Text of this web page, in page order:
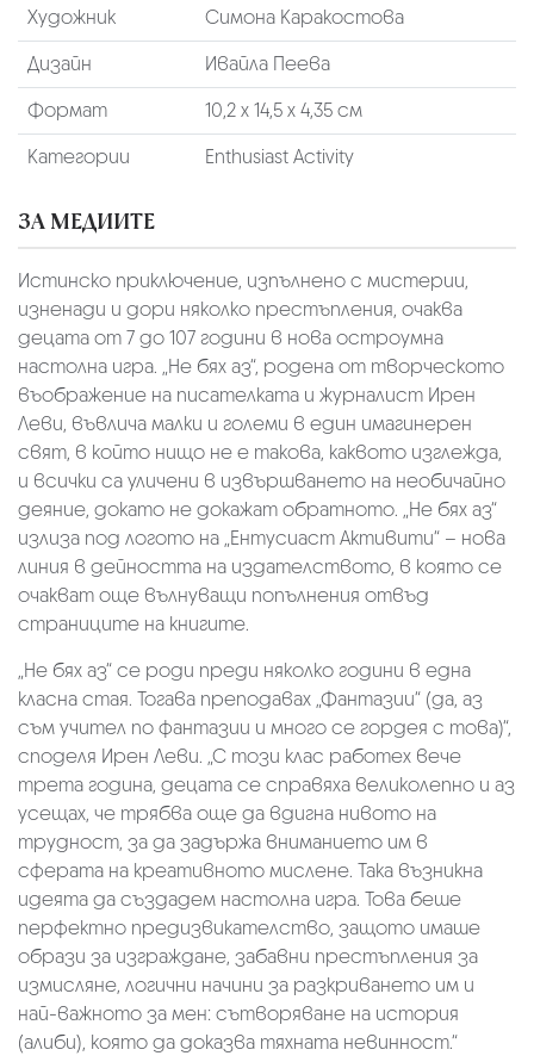
Художник
Симона Каракостова
Дизайн
Ивайла Пеева
Формат
10,2 х 14,5 х 4,35 см
Категории
Enthusiast Activity
ЗА МЕДИИТЕ
Истинско приключение, изпълнено с мистерии,
изненади и дори няколко престъпления, очаква
децата от 7 до 107 години в нова остроумна
настолна игра. „Не бях аз“, родена от творческото
въображение на писателката и журналист Ирен
Леви, въвлича малки и големи в един имагинерен
свят, в който нищо не е такова, каквото изглежда,
и всички са уличени в извършването на необичайно
деяние, докато не докажат обратното. „Не бях аз“
излиза под логото на „Ентусиаст Активити“ – нова
линия в дейността на издателството, в която се
очакват още вълнуващи попълнения отвъд
страниците на книгите.
„Не бях аз“ се роди преди няколко години в една
класна стая. Тогава преподавах „Фантазии“ (да, аз
съм учител по фантазии и много се гордея с това)“,
споделя Ирен Леви. „С този клас работех вече
трета година, децата се справяха великолепно и аз
усещах, че трябва още да вдигна нивото на
трудност, за да задържа вниманието им в
сферата на креативното мислене. Така възникна
идеята да създадем настолна игра. Това беше
перфектно предизвикателство, защото имаше
образи за изграждане, забавни престъпления за
измисляне, логични начини за разкриването им и
най-важното за мен: сътворяване на история
(алиби), която да доказва тяхната невинност.“